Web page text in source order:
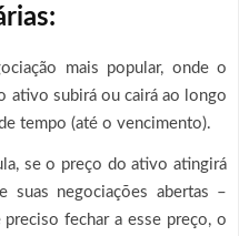
mais popular, onde o
ativo subirá ou cairá ao longo
tempo (até o vencimento).
se o preço do ativo atingirá
negociações abertas –
fechar a esse preço, o